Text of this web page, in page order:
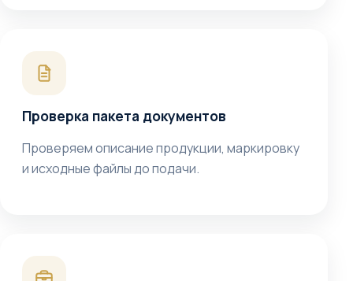
Проверка пакета документов
Проверяем описание продукции, маркировку
и исходные файлы до подачи.